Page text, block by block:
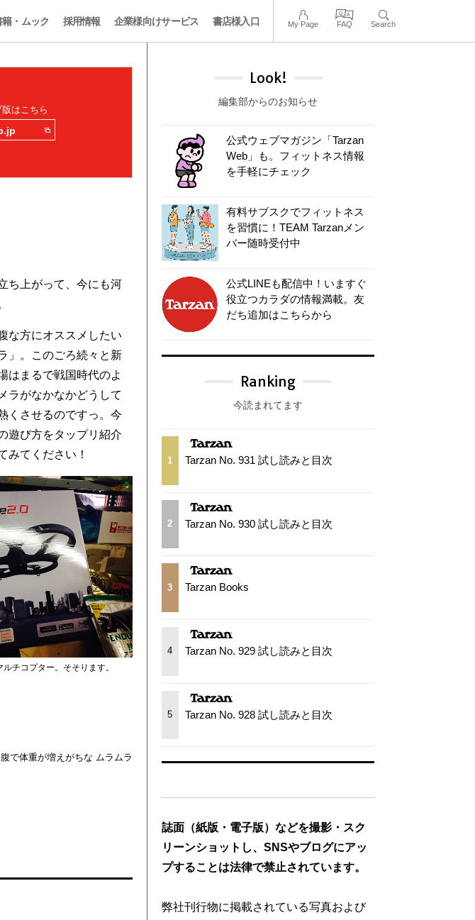
籍・ムック 採用情報 企業様向けサービス 書店様入口 My Page FAQ Search
はこちら
ち上がって、今にも河
な方にオススメしたい
」。このごろ続々と新
はまるで戦国時代のよ
ラがなかなかどうして
くさせるのですっ。今
遊び方をタップリ紹介
みてください！
チコプター。そそります。
で体重が増えがちな ムラムラ
Look!
編集部からのお知らせ
公式ウェブマガジン「Tarzan
Web」も。フィットネス情報
を手軽にチェック
有料サブスクでフィットネス
を習慣に！TEAM Tarzanメン
バー随時受付中
公式LINEも配信中！いますぐ
役立つカラダの情報満載。友
だち追加はこちらから
Ranking
今読まれてます
1 Tarzan No. 931 試し読みと目次
2 Tarzan No. 930 試し読みと目次
3 Tarzan Books
4 Tarzan No. 929 試し読みと目次
5 Tarzan No. 928 試し読みと目次
誌面（紙版・電子版）などを撮影・スク
リーンショットし、SNSやブログにアッ
プすることは法律で禁止されています。
弊社刊行物に掲載されている写真および